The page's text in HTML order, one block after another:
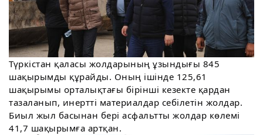
Түркістан қаласы жолдарының ұзындығы 845
шақырымды құрайды. Оның ішінде 125,61
шақырымы орталықтағы бірінші кезекте қардан
тазаланып, инертті материалдар себілетін жолдар.
Биыл жыл басынан бері асфальтты жолдар көлемі
41,7 шақырымға артқан.